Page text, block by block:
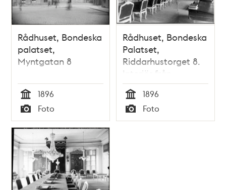
Rådhuset, Bondeska
palatset,
Myntgatan 8
Tid
1896
Typ
Foto
Rådhuset, Bondeska
Palatset,
Riddarhustorget 8.
Interiör från
magistratens
sessionssal, södra
delen
Tid
1896
Typ
Foto